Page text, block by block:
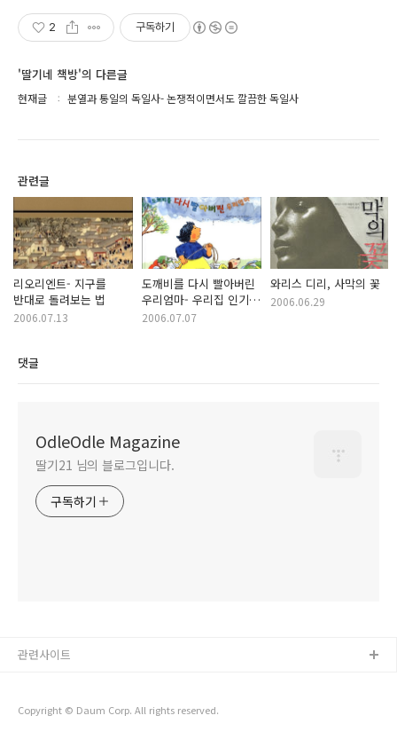
2 구독하기
'딸기네 책방'의 다른글
현재글 분열과 통일의 독일사- 논쟁적이면서도 깔끔한 독일사
관련글
리오리엔트- 지구를
반대로 돌려보는 법
2006.07.13
도깨비를 다시 빨아버린
우리엄마- 우리집 인기
최고 그림책
2006.07.07
와리스 디리, 사막의 꽃
2006.06.29
댓글
OdleOdle Magazine
딸기21 님의 블로그입니다.
구독하기
Copyright © Daum Corp. All rights reserved.
관련사이트